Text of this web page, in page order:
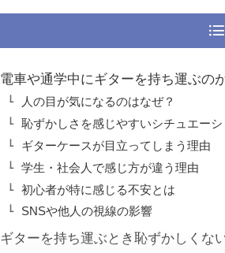
電車や通学中にギターを持ち運ぶの
人の目が気になるのはなぜ？
恥ずかしさを感じやすいシチュエーシ
ギターケースが目立ってしまう理由
学生・社会人で感じ方が違う理由
初心者が特に感じる不安とは
SNSや他人の視線の影響
ギターを持ち運ぶとき恥ずかしくな